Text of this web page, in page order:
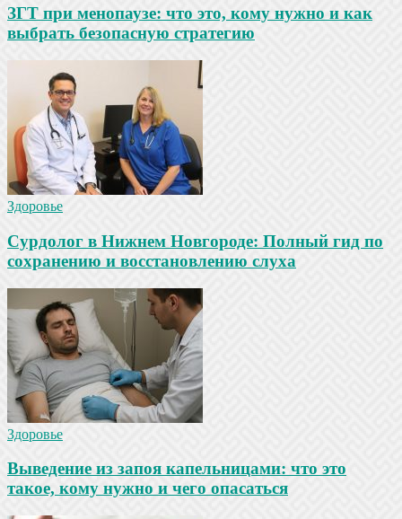
ЗГТ при менопаузе: что это, кому нужно и как
выбрать безопасную стратегию
Здоровье
Сурдолог в Нижнем Новгороде: Полный гид по
сохранению и восстановлению слуха
Здоровье
Выведение из запоя капельницами: что это
такое, кому нужно и чего опасаться